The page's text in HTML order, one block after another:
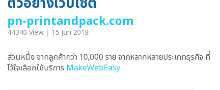
pn-printandpack.com
44340 View | 15 Jun 2018
ส่วนหนึ่ง จากลูกค้ากว่า 10,000 ราย จากหลากหลายประเภทธุรกิจ ที่
ไว้ใจเลือกใช้บริการ MakeWebEasy